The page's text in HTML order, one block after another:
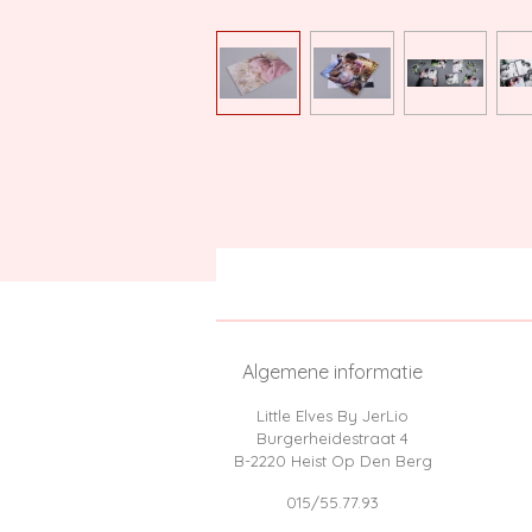
Algemene informatie
Little Elves By JerLio
Burgerheidestraat 4
B-2220 Heist Op Den Berg
015/55.77.93